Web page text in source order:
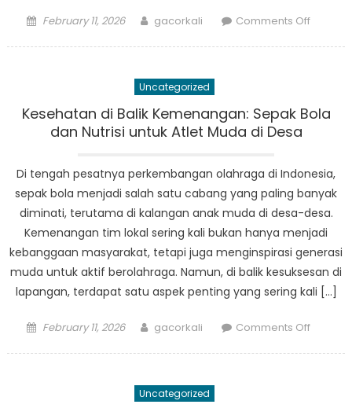
Posted
February 11, 2026 Author
gacorkali Comments Offon
Uncategorized
Kesehatan di Balik Kemenangan: Sepak Bola
dan Nutrisi untuk Atlet Muda di Desa
Di tengah pesatnya perkembangan olahraga di Indonesia,
sepak bola menjadi salah satu cabang yang paling banyak
diminati, terutama di kalangan anak muda di desa-desa.
Kemenangan tim lokal sering kali bukan hanya menjadi
kebanggaan masyarakat, tetapi juga menginspirasi generasi
muda untuk aktif berolahraga. Namun, di balik kesuksesan di
lapangan, terdapat satu aspek penting yang sering kali […]
Posted
February 11, 2026 Author
gacorkali Comments Offon
Uncategorized